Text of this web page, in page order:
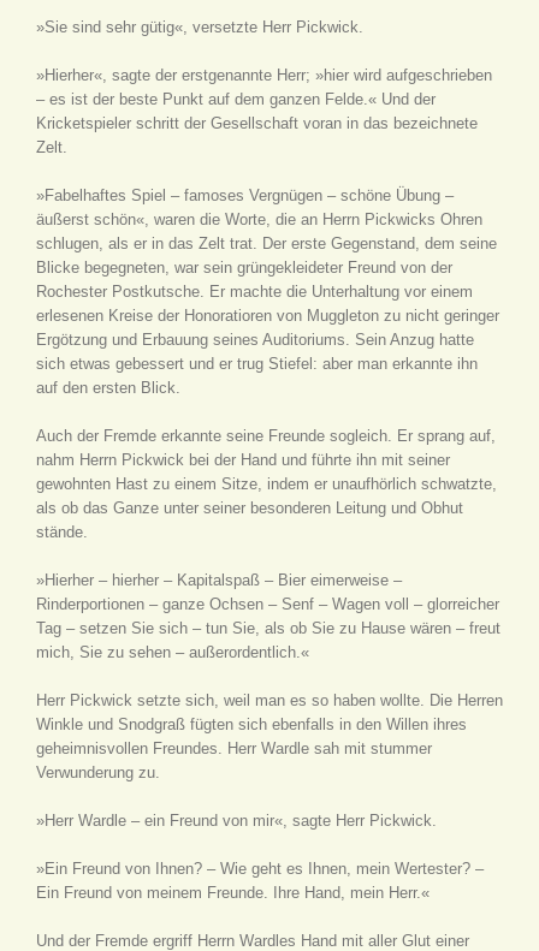
»Sie sind sehr gütig«, versetzte Herr Pickwick.
»Hierher«, sagte der erstgenannte Herr; »hier wird aufgeschrieben
– es ist der beste Punkt auf dem ganzen Felde.« Und der
Kricketspieler schritt der Gesellschaft voran in das bezeichnete
Zelt.
»Fabelhaftes Spiel – famoses Vergnügen – schöne Übung –
äußerst schön«, waren die Worte, die an Herrn Pickwicks Ohren
schlugen, als er in das Zelt trat. Der erste Gegenstand, dem seine
Blicke begegneten, war sein grüngekleideter Freund von der
Rochester Postkutsche. Er machte die Unterhaltung vor einem
erlesenen Kreise der Honoratioren von Muggleton zu nicht geringer
Ergötzung und Erbauung seines Auditoriums. Sein Anzug hatte
sich etwas gebessert und er trug Stiefel: aber man erkannte ihn
auf den ersten Blick.
Auch der Fremde erkannte seine Freunde sogleich. Er sprang auf,
nahm Herrn Pickwick bei der Hand und führte ihn mit seiner
gewohnten Hast zu einem Sitze, indem er unaufhörlich schwatzte,
als ob das Ganze unter seiner besonderen Leitung und Obhut
stände.
»Hierher – hierher – Kapitalspaß – Bier eimerweise –
Rinderportionen – ganze Ochsen – Senf – Wagen voll – glorreicher
Tag – setzen Sie sich – tun Sie, als ob Sie zu Hause wären – freut
mich, Sie zu sehen – außerordentlich.«
Herr Pickwick setzte sich, weil man es so haben wollte. Die Herren
Winkle und Snodgraß fügten sich ebenfalls in den Willen ihres
geheimnisvollen Freundes. Herr Wardle sah mit stummer
Verwunderung zu.
»Herr Wardle – ein Freund von mir«, sagte Herr Pickwick.
»Ein Freund von Ihnen? – Wie geht es Ihnen, mein Wertester? –
Ein Freund von meinem Freunde. Ihre Hand, mein Herr.«
Und der Fremde ergriff Herrn Wardles Hand mit aller Glut einer